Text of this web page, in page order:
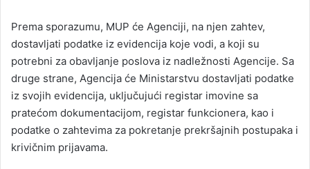
Prema sporazumu, MUP će Agenciji, na njen zahtev,
dostavljati podatke iz evidencija koje vodi, a koji su
potrebni za obavljanje poslova iz nadležnosti Agencije. Sa
druge strane, Agencija će Ministarstvu dostavljati podatke
iz svojih evidencija, uključujući registar imovine sa
pratećom dokumentacijom, registar funkcionera, kao i
podatke o zahtevima za pokretanje prekršajnih postupaka i
krivičnim prijavama.